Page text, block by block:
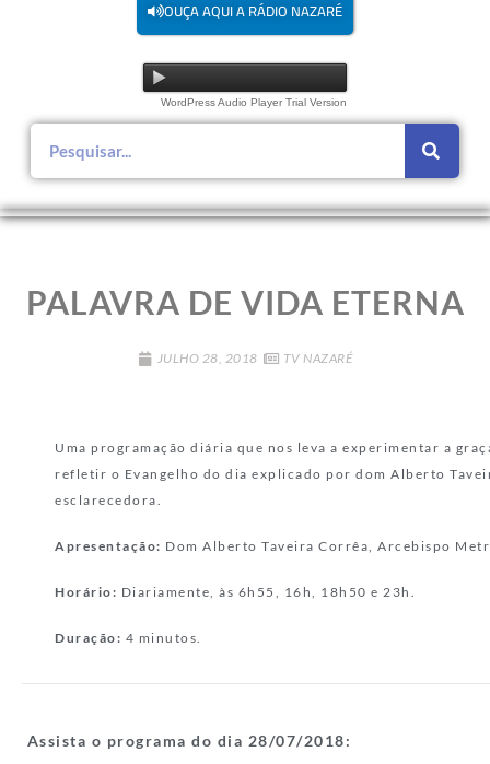
OUÇA AQUI A RÁDIO NAZARÉ
WordPress Audio Player Trial Version
PALAVRA DE VIDA ETERNA
JULHO 28, 2018 TV NAZARÉ
Uma programação diária que nos leva a experimentar a
refletir o Evangelho do dia explicado por dom Alberto
esclarecedora.
Apresentação: Dom Alberto Taveira Corrêa, Arcebispo
Horário: Diariamente, às 6h55, 16h, 18h50 e 23h.
Duração: 4 minutos.
Assista o programa do dia 28/07/2018: